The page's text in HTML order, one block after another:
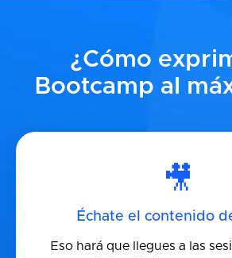
¿Cómo
Bootcamp al
🎥
Échate el contenido
Eso hará que llegues a las